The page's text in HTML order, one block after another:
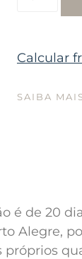
Calcular
SAIBA
de 20
Alegre,
próprios